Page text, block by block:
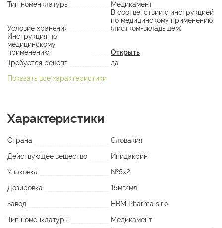
Тип номенклатуры
Медикамент
Условие хранения
В соответствии с инструкцией
по медицинскому применению
(листком-вкладышем)
Инструкция по
медицинскому
применению
Открыть
Требуется рецепт
да
Показать все характеристики
Характеристики
Страна
Словакия
Действующее вещество
Ипидакрин
Упаковка
№5х2
Дозировка
15мг/мл
Завод
HBM Pharma s.r.o.
Тип номенклатуры
Медикамент